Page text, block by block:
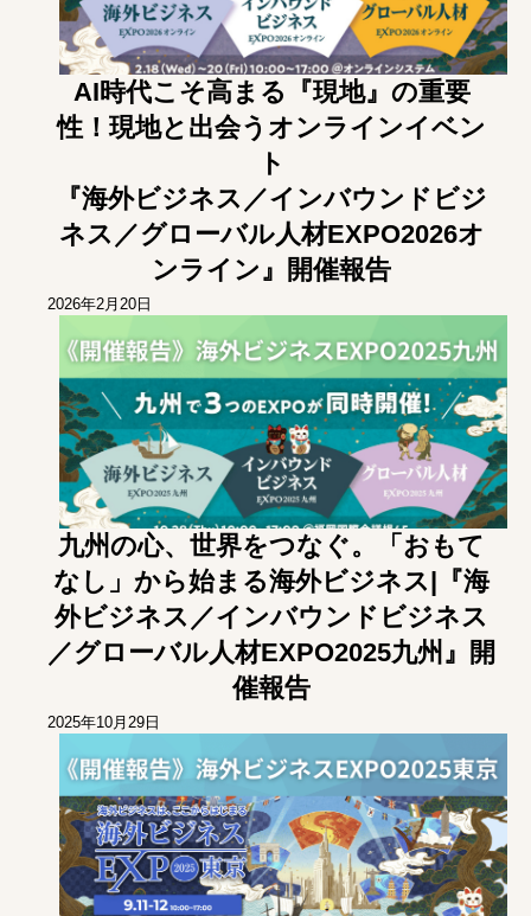
AI時代こそ高まる『現地』の重要
性！現地と出会うオンラインイベン
ト
『海外ビジネス／インバウンドビジ
ネス／グローバル人材EXPO2026オ
ンライン』開催報告
2026年2月20日
九州の心、世界をつなぐ。「おもて
なし」から始まる海外ビジネス|『海
外ビジネス／インバウンドビジネス
／グローバル人材EXPO2025九州』開
催報告
2025年10月29日